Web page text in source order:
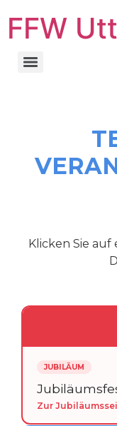
FFW
Klicken Sie
JUBILÄUM
Zur